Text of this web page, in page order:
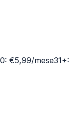
€5,99/mese31+: